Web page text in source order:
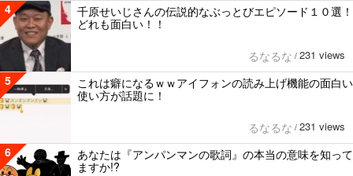
4
千原せいじさんの伝説的なぶっとびエピソード１０選！
どれも面白い！！
るなるな / 231 views
5
これは癖になるｗｗアイフォンの読み上げ機能の面白い
使い方が話題に！
るなるな / 231 views
6
あなたは『アンパンマンの歌詞』の本当の意味を知って
ますか!?